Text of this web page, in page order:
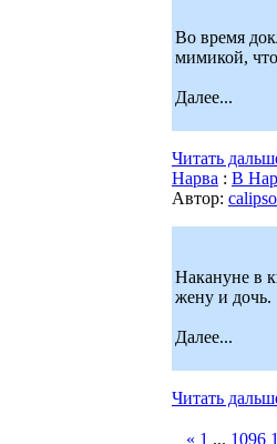
Во время
мимикой,
Далее...
Читать
Нарва : В
Автор: calipso
Накануне в
жену и дочь.
Далее...
Читать
« 1 ... 1096